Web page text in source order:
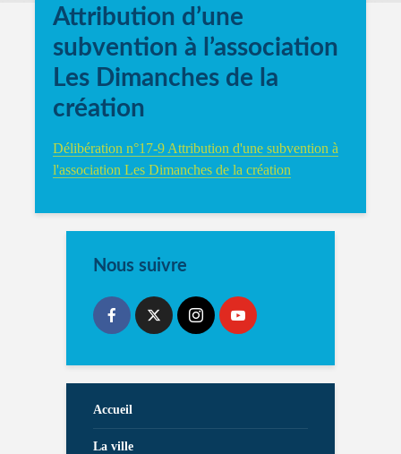
Attribution d’une
subvention à l’association
Les Dimanches de la
création
Délibération n°17-9 Attribution d'une subvention à
l'association Les Dimanches de la création
Nous suivre
Accueil
La ville